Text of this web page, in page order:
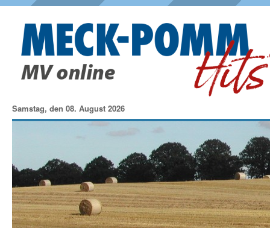
Samstag, den 08. August 2026